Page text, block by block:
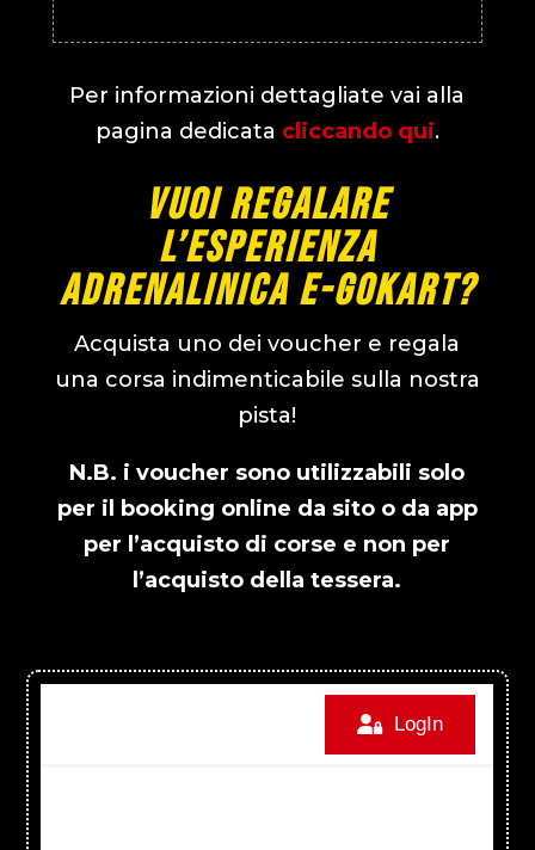
Per informazioni dettagliate vai alla
pagina dedicata cliccando qui.
Vuoi regalare
l’esperienza
adrenalinica e-gokart?
Acquista uno dei voucher e regala
una corsa indimenticabile sulla nostra
pista!
N.B. i voucher sono utilizzabili solo
per il booking online da sito o da app
per l’acquisto di corse e non per
l’acquisto della tessera.